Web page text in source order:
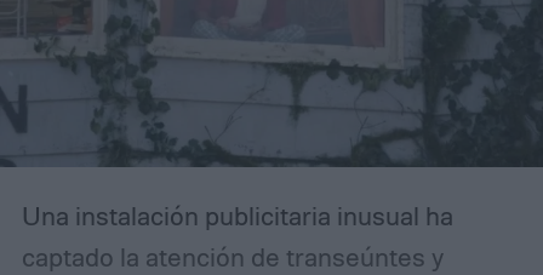
Una instalación publicitaria inusual ha
captado la atención de transeúntes y